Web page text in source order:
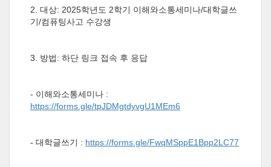
2. 대상: 2025학년도 2학기 이해와소통세미나/대학글쓰
기/컴퓨팅사고 수강생
3. 방법: 하단 링크 접속 후 응답
- 이해와소통세미나 :
https://forms.gle/tpJDMgtdyvgU1MEm6
- 대학글쓰기 : https://forms.gle/FwqMSppE1Bpp2LC77